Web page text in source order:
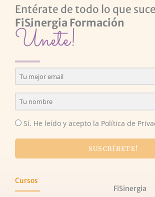
Entérate de todo lo que
FiSinergia Formación
Únete!
Sí. He leído y acepto la Política de
SUSCRÍBETE!
Cursos
FiSinergia